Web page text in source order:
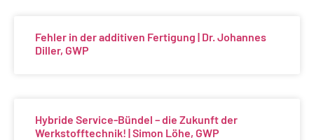
Fehler in der additiven Fertigung | Dr. Johannes
Diller, GWP
Hybride Service-Bündel – die Zukunft der
Werkstofftechnik! | Simon Löhe, GWP